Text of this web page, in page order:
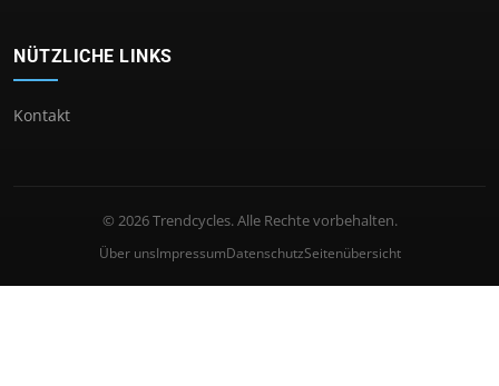
NÜTZLICHE LINKS
Kontakt
© 2026 Trendcycles. Alle Rechte vorbehalten.
Über unsImpressumDatenschutzSeitenübersicht